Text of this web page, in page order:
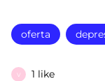
oferta
V 1 like